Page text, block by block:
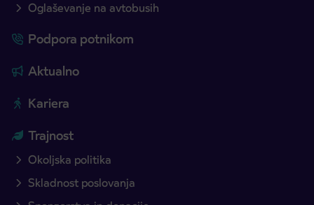
Oglaševanje na avtobusih
Podpora potnikom
Aktualno
Kariera
Trajnost
Okoljska politika
Skladnost poslovanja